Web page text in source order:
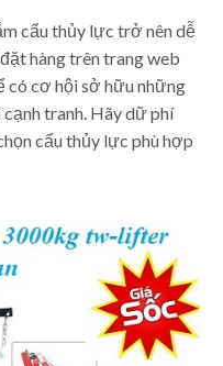
cẩu thủy lực trở nên dễ
hàng trên trang web
có cơ hội sở hữu những
tranh. Hãy dữ phí
cẩu thủy lực phù hợp